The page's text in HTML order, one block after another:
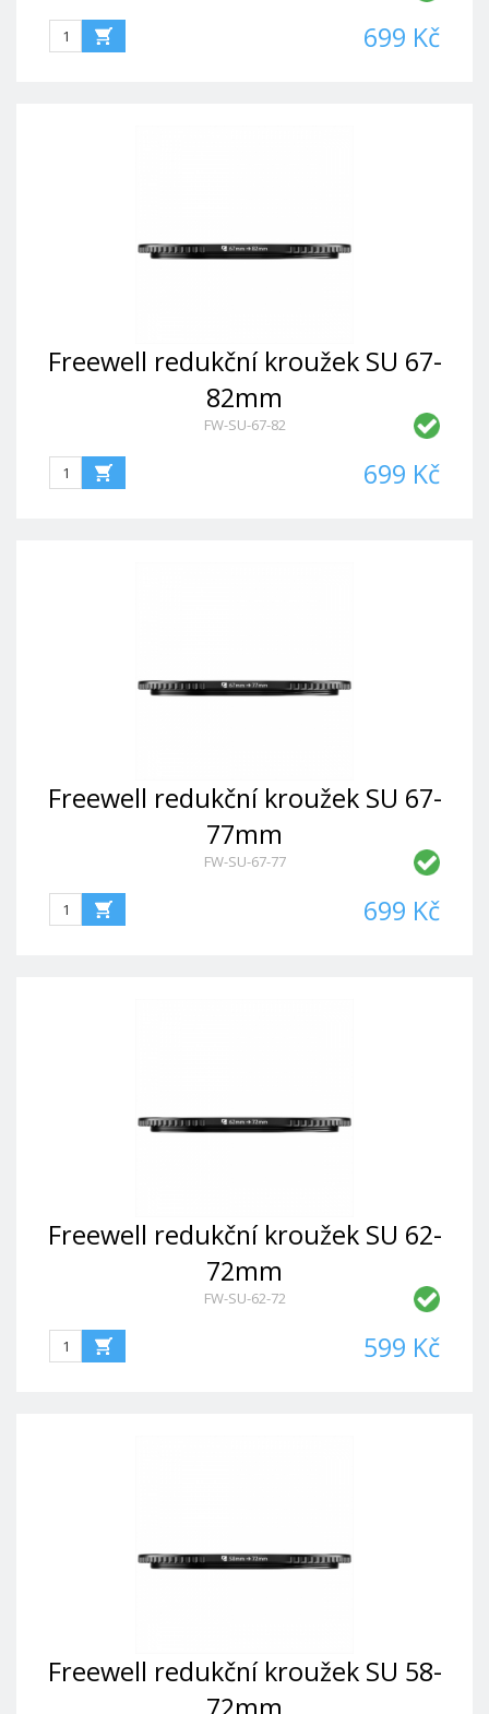
699 Kč
Freewell redukční kroužek SU 67-
82mm
FW-SU-67-82
699 Kč
Freewell redukční kroužek SU 67-
77mm
FW-SU-67-77
699 Kč
Freewell redukční kroužek SU 62-
72mm
FW-SU-62-72
599 Kč
Freewell redukční kroužek SU 58-